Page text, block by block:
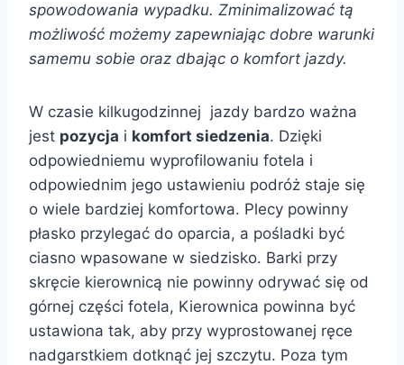
spowodowania wypadku. Zminimalizować tą
możliwość możemy zapewniając dobre warunki
samemu sobie oraz dbając o komfort jazdy.
W czasie kilkugodzinnej jazdy bardzo ważna
jest pozycja i komfort siedzenia. Dzięki
odpowiedniemu wyprofilowaniu fotela i
odpowiednim jego ustawieniu podróż staje się
o wiele bardziej komfortowa. Plecy powinny
płasko przylegać do oparcia, a pośladki być
ciasno wpasowane w siedzisko. Barki przy
skręcie kierownicą nie powinny odrywać się od
górnej części fotela, Kierownica powinna być
ustawiona tak, aby przy wyprostowanej ręce
nadgarstkiem dotknąć jej szczytu. Poza tym